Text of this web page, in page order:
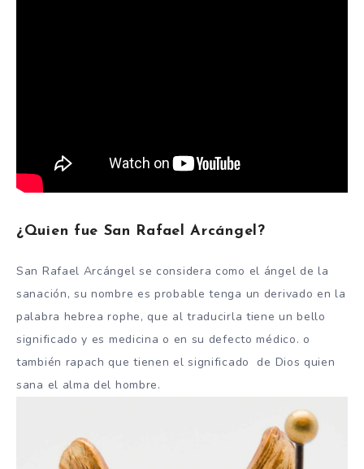
¿Quien fue San Rafael Arcángel?
San Rafael Arcángel se considera como el ángel de la
sanación, su nombre es probable tenga un derivado en la
palabra hebrea rophe, que al traducirla tiene un bello
significado y es medicina o en su defecto médico. o
también rapach que tienen el significado de Dios quien
sana el alma del hombre.